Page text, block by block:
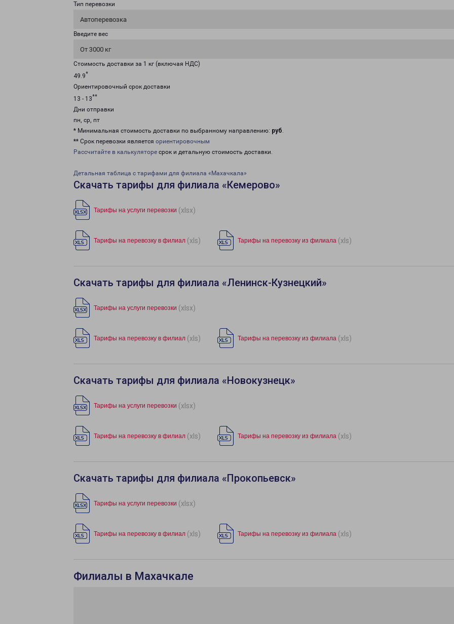
Тип перевозки
Автоперевозка
Введите вес
От 3000 кг
Стоимость доставки за 1 кг (включая НДС)
49.9*
Ориентировочный срок доставки
13 - 13**
Дни отправки
пн, ср, пт
* Минимальная стоимость доставки по выбранному направлению: руб.
** Срок перевозки является ориентировочным
Рассчитайте в калькуляторе срок и детальную стоимость доставки.
Детальная таблица с тарифами для филиала «Махачкала»
Скачать тарифы для филиала «Кемерово»
Тарифы на услуги перевозки (xlsx)
Тарифы на перевозку в филиал (xls) Тарифы на перевозку из филиала (xls)
Скачать тарифы для филиала «Ленинск-Кузнецкий»
Тарифы на услуги перевозки (xlsx)
Тарифы на перевозку в филиал (xls) Тарифы на перевозку из филиала (xls)
Скачать тарифы для филиала «Новокузнецк»
Тарифы на услуги перевозки (xlsx)
Тарифы на перевозку в филиал (xls) Тарифы на перевозку из филиала (xls)
Скачать тарифы для филиала «Прокопьевск»
Тарифы на услуги перевозки (xlsx)
Тарифы на перевозку в филиал (xls) Тарифы на перевозку из филиала (xls)
Филиалы в Махачкале